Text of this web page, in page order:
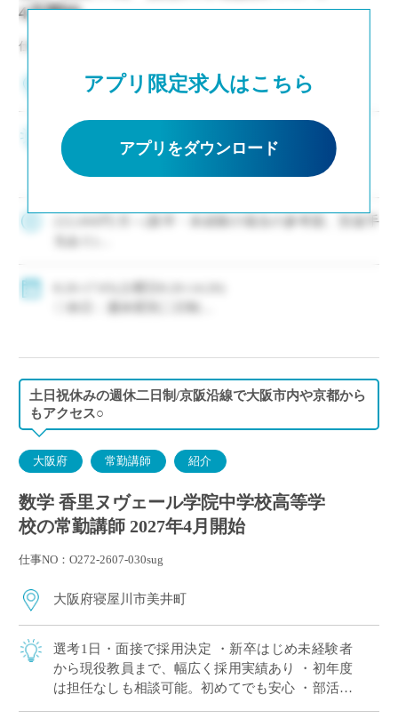
休暇、育児休暇、介護休暇あり
アプリ限定求人はこちら
アプリをダウンロード
4月開始
仕事NO：非公開
大阪府大阪市
大阪屈指の大規模校 ・若手(新卒はじめ未経験者
も)の採用に積極的な私立中高一貫校です ・次年
度以降の専任教諭登用へのチャンス有〇 ・毎年イ
海・メトロと複数路線からアクセス […]
222,000円/月～(新卒・未経験の場合の参考額、別途手
◇賞与：有(年5.0ヶ月分)
◇保険：私学共済、雇用保険、労災保険
土日祝休みの週休二日制/京阪沿線で大阪市内や京都から
もアクセス○
大阪府 常勤講師 紹介
数学 香里ヌヴェール学院中学校高等学
校の常勤講師 2027年4月開始
仕事NO：O272-2607-030sug
大阪府寝屋川市美井町
選考1日・面接で採用決定 ・新卒はじめ未経験者
から現役教員まで、幅広く採用実績あり ・初年度
は担任なしも相談可能。初めてでも安心 ・部活は
複数人で担当が原則。1人顧問はほぼない(特に運